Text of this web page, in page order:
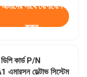
আমাদের সাথে যোগাযোগ
করুন
কার্ড P/N
ডেল্টাভ সিস্টেম